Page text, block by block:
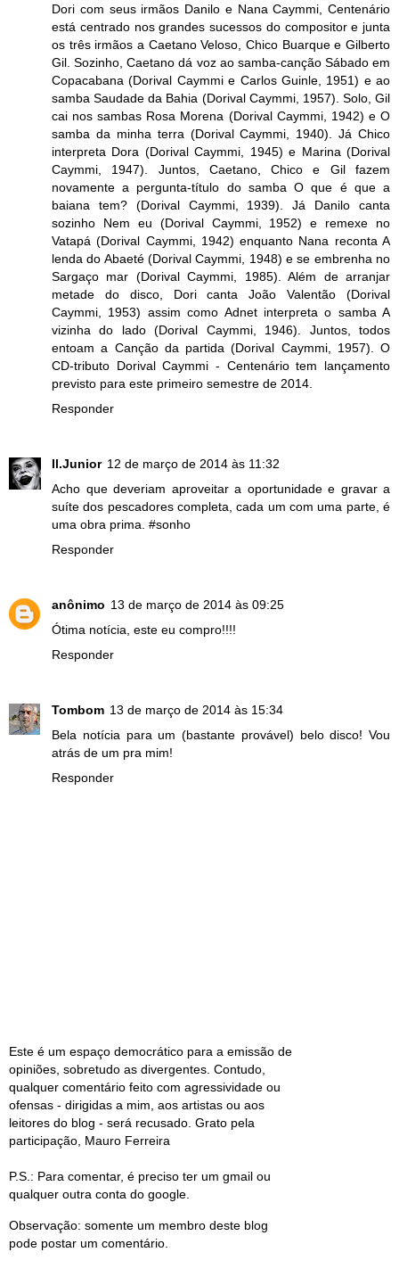
Dori com seus irmãos Danilo e Nana Caymmi, Centenário
está centrado nos grandes sucessos do compositor e junta
os três irmãos a Caetano Veloso, Chico Buarque e Gilberto
Gil. Sozinho, Caetano dá voz ao samba-canção Sábado em
Copacabana (Dorival Caymmi e Carlos Guinle, 1951) e ao
samba Saudade da Bahia (Dorival Caymmi, 1957). Solo, Gil
cai nos sambas Rosa Morena (Dorival Caymmi, 1942) e O
samba da minha terra (Dorival Caymmi, 1940). Já Chico
interpreta Dora (Dorival Caymmi, 1945) e Marina (Dorival
Caymmi, 1947). Juntos, Caetano, Chico e Gil fazem
novamente a pergunta-título do samba O que é que a
baiana tem? (Dorival Caymmi, 1939). Já Danilo canta
sozinho Nem eu (Dorival Caymmi, 1952) e remexe no
Vatapá (Dorival Caymmi, 1942) enquanto Nana reconta A
lenda do Abaeté (Dorival Caymmi, 1948) e se embrenha no
Sargaço mar (Dorival Caymmi, 1985). Além de arranjar
metade do disco, Dori canta João Valentão (Dorival
Caymmi, 1953) assim como Adnet interpreta o samba A
vizinha do lado (Dorival Caymmi, 1946). Juntos, todos
entoam a Canção da partida (Dorival Caymmi, 1957). O
CD-tributo Dorival Caymmi - Centenário tem lançamento
previsto para este primeiro semestre de 2014.
Responder
Il.Junior 12 de março de 2014 às 11:32
Acho que deveriam aproveitar a oportunidade e gravar a
suíte dos pescadores completa, cada um com uma parte, é
uma obra prima. #sonho
Responder
anônimo 13 de março de 2014 às 09:25
Ótima notícia, este eu compro!!!!
Responder
Tombom 13 de março de 2014 às 15:34
Bela notícia para um (bastante provável) belo disco! Vou
atrás de um pra mim!
Responder
Este é um espaço democrático para a emissão de
opiniões, sobretudo as divergentes. Contudo,
qualquer comentário feito com agressividade ou
ofensas - dirigidas a mim, aos artistas ou aos
leitores do blog - será recusado. Grato pela
participação, Mauro Ferreira
P.S.: Para comentar, é preciso ter um gmail ou
qualquer outra conta do google.
Observação: somente um membro deste blog
pode postar um comentário.